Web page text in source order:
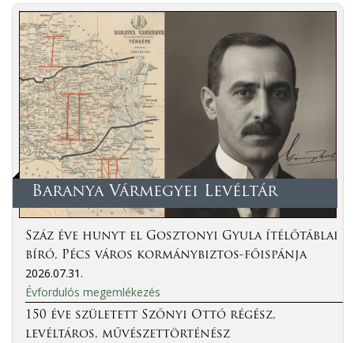
Baranya Vármegyei Levéltár
Száz éve hunyt el Gosztonyi Gyula ítélőtáblai
bíró, Pécs város kormánybiztos-főispánja
2026.07.31.
Évfordulós megemlékezés
150 éve született Szőnyi Ottó régész,
levéltáros, művészettörténész